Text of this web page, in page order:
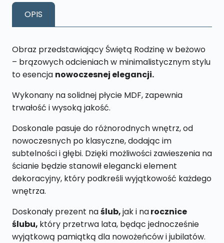
L28
43
cm
OPIS
Obraz przedstawiający Świętą Rodzinę w beżowo
– brązowych odcieniach w minimalistycznym stylu
to esencja nowoczesnej elegancji.
Wykonany na solidnej płycie MDF, zapewnia
trwałość i wysoką jakość.
Doskonale pasuje do różnorodnych wnętrz, od
nowoczesnych po klasyczne, dodając im
subtelności i głębi. Dzięki możliwości zawieszenia na
ścianie będzie stanowił elegancki element
dekoracyjny, który podkreśli wyjątkowość każdego
wnętrza.
Doskonały prezent naślub,jak i narocznice
ślubu, który przetrwa lata, będąc jednocześnie
wyjątkową pamiątką dla nowożeńców i jubilatów.